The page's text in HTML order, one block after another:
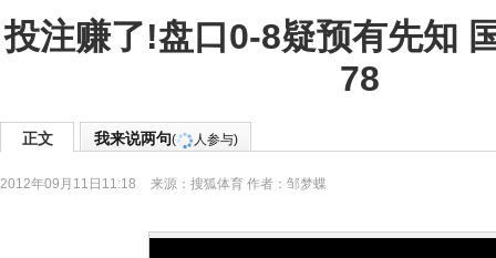
投注赚了!盘口0-8疑预有先知
78
正文 我来说两句( 人参与)
2012年09月11日11:18 来源： 搜狐体育 作者：邹梦蝶